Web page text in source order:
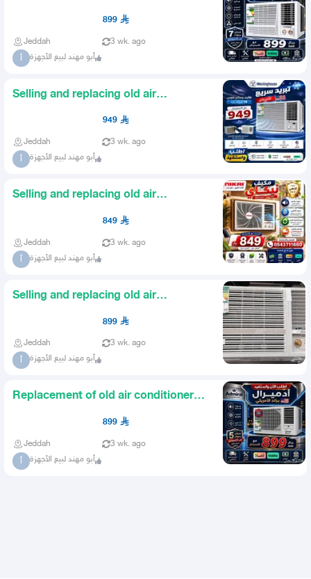
Conditioners AlAsasiyah Co
899
Jeddah 3 wk. ago
أ أبو مهند لبيع الأجهزة
Selling and replacing old air
949
Jeddah 3 wk. ago
أ أبو مهند لبيع الأجهزة
Selling and replacing old air
conditioners arrived arrived N
849
Jeddah 3 wk. ago
أ أبو مهند لبيع الأجهزة
Selling and replacing old air
conditioners 899 Free delivery
899
Jeddah 3 wk. ago
أ أبو مهند لبيع الأجهزة
Replacement of old air conditioners
899 Admiral window air c
899
Jeddah 3 wk. ago
أ أبو مهند لبيع الأجهزة